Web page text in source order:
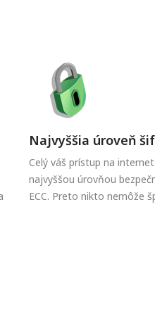
Najvyššia úroveň
Celý váš prístup na
najvyššou úrovňou
ECC. Preto nikto nemôže